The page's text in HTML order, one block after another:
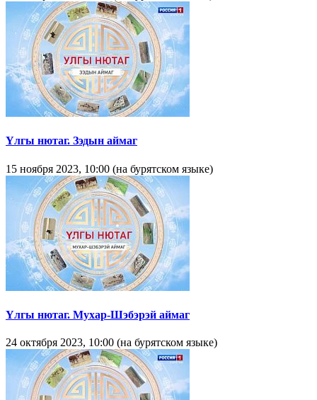
Yлгы нютаг. Зэдын аймаг
15 ноября 2023, 10:00 (на бурятском языке)
Yлгы нютаг. Мухар-Шэбэрэй аймаг
24 октября 2023, 10:00 (на бурятском языке)